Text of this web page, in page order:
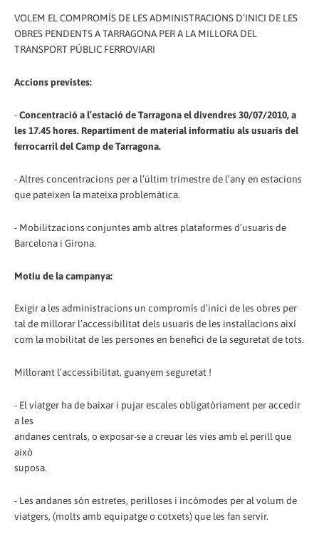
VOLEM EL COMPROMÍS DE LES ADMINISTRACIONS D’INICI DE LES
OBRES PENDENTS A TARRAGONA PER A LA MILLORA DEL
TRANSPORT PÚBLIC FERROVIARI
Accions previstes:
-Concentració a l’estació de Tarragona el divendres 30/07/2010, a
les 17.45 hores. Repartiment de material informatiu als usuaris del
ferrocarril del Camp de Tarragona.
- Altres concentracions per a l’últim trimestre de l’any en estacions
que pateixen la mateixa problemàtica.
- Mobilitzacions conjuntes amb altres plataformes d’usuaris de
Barcelona i Girona.
Motiu de la campanya:
Exigir a les administracions un compromís d’inici de les obres per
tal de millorar l’accessibilitat dels usuaris de les instal·lacions així
com la mobilitat de les persones en benefici de la seguretat de tots.
Millorant l’accessibilitat, guanyem seguretat !
- El viatger ha de baixar i pujar escales obligatòriament per accedir
a les
andanes centrals, o exposar-se a creuar les vies amb el perill que
això
suposa.
- Les andanes són estretes, perilloses i incòmodes per al volum de
viatgers, (molts amb equipatge o cotxets) que les fan servir.